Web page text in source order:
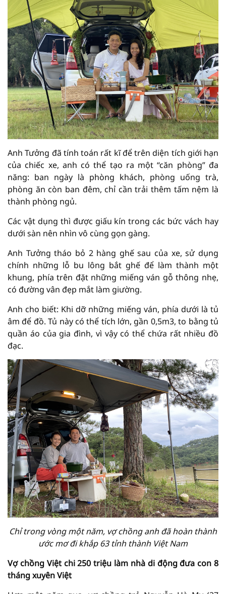
Anh Tưởng đã tính toán rất kĩ để trên diện tích giới hạn
của chiếc xe, anh có thể tạo ra một “căn phòng” đa
năng: ban ngày là phòng khách, phòng uống trà,
phòng ăn còn ban đêm, chỉ cần trải thêm tấm nệm là
thành phòng ngủ.
Các vật dụng thì được giấu kín trong các bức vách hay
dưới sàn nên nhìn vô cùng gọn gàng.
Anh Tưởng tháo bỏ 2 hàng ghế sau của xe, sử dụng
chính những lỗ bu lông bắt ghế để làm thành một
khung, phía trên đặt những miếng ván gỗ thông nhẹ,
có đường vân đẹp mắt làm giường.
Anh cho biết: Khi dỡ những miếng ván, phía dưới là tủ
âm để đồ. Tủ này có thể tích lớn, gần 0,5m3, to bằng tủ
quần áo của gia đình, vì vậy có thể chứa rất nhiều đồ
đạc.
Chỉ trong vòng một năm, vợ chồng anh đã hoàn thành
ước mơ đi khắp 63 tỉnh thành Việt Nam
Vợ chồng Việt chi 250 triệu làm nhà di động đưa con 8
tháng xuyên Việt